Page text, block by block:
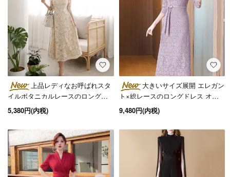
上品レディなお呼ばれスタ
イルボタニカルレースのロング丈
袖ありフレアワンピース
5,380円(内税)
大きいサイズ展開 エレガン
ト×総レースのロングドレス オケ
ージョン 2色 L～4L
9,480円(内税)